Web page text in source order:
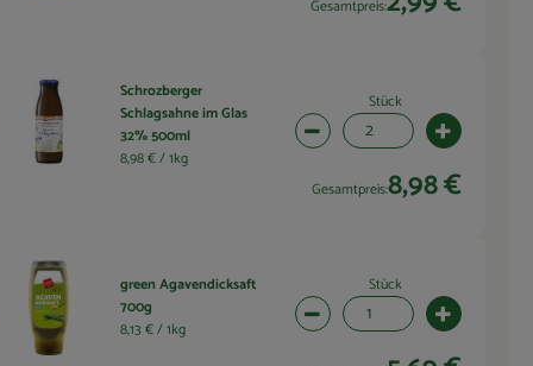
Gesamtpreis:
ändern
Schrozberger
Schlagsahne im Glas
32% 500ml
8,98 € /1kg
Stück
Artikelanzahl verringern (2
Gesamtpreis:8,98 €
ändern
green Agavendicksaft
700g
8,13 € /1kg
Stück
Artikelanzahl verringern (1